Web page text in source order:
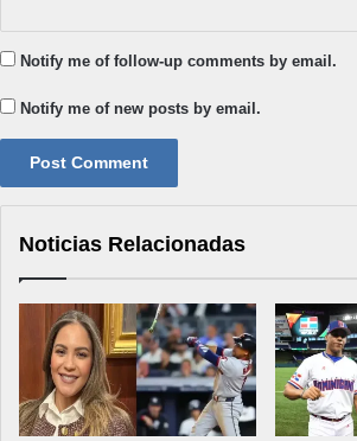
Notify me of follow-up comments by email.
Notify me of new posts by email.
Noticias Relacionadas